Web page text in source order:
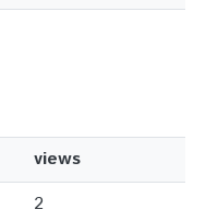
views
2